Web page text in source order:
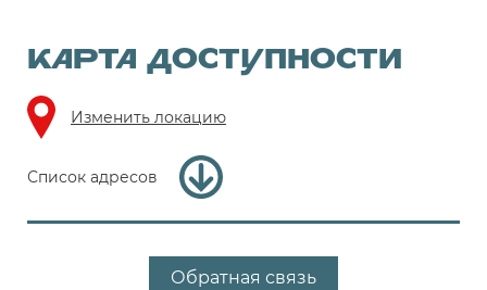
КАРТА ДОСТУПНОСТИ
Изменить локацию
Список адресов
Обратная связь